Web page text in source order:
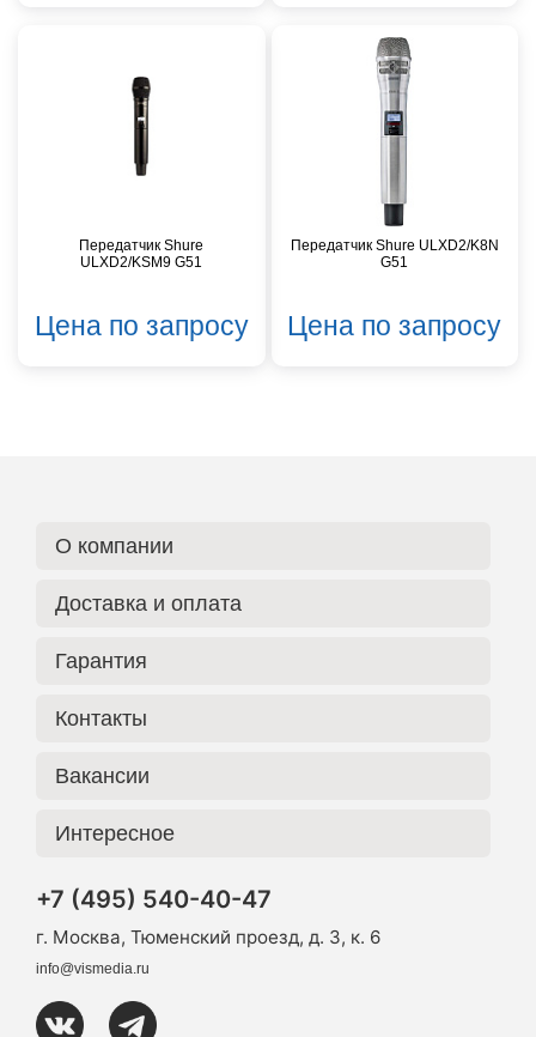
Передатчик Shure
ULXD2/KSM9 G51
Цена по запросу
Передатчик Shure ULXD2/K8N
G51
Цена по запросу
О компании
Доставка и оплата
Гарантия
Контакты
Вакансии
Интересное
+7 (495) 540-40-47
г. Москва, Тюменский проезд, д. 3, к. 6
info@vismedia.ru